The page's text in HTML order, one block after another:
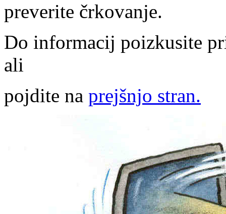
preverite črkovanje.
Do informacij poizkusite
ali
pojdite na prejšnjo stran.